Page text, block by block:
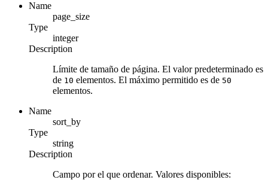
Name
page_size
Type
integer
Description
Límite de tamaño de página. El valor predeterminado es
de 10 elementos. El máximo permitido es de 50
elementos.
Name
sort_by
Type
string
Description
Campo por el que ordenar. Valores disponibles: